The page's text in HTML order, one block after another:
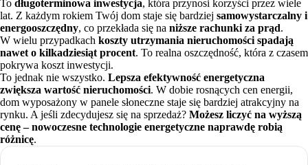
To długoterminowa inwestycja, która przynosi korzyści przez wiele
lat. Z każdym rokiem Twój dom staje się bardziej samowystarczalny i
energooszczędny, co przekłada się na niższe rachunki za prąd.
W wielu przypadkach koszty utrzymania nieruchomości spadają
nawet o kilkadziesiąt procent. To realna oszczędność, która z czasem
pokrywa koszt inwestycji.
To jednak nie wszystko. Lepsza efektywność energetyczna
zwiększa wartość nieruchomości. W dobie rosnących cen energii,
dom wyposażony w panele słoneczne staje się bardziej atrakcyjny na
rynku. A jeśli zdecydujesz się na sprzedaż? Możesz liczyć na wyższą
cenę – nowoczesne technologie energetyczne naprawdę robią
różnicę.